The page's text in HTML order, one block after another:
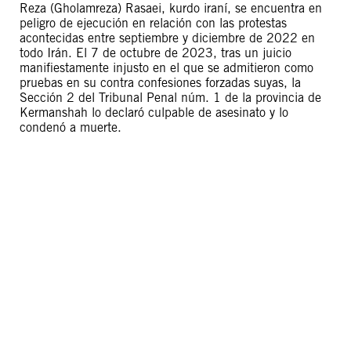
Reza (Gholamreza) Rasaei, kurdo iraní, se encuentra en
peligro de ejecución en relación con las protestas
acontecidas entre septiembre y diciembre de 2022 en
todo Irán. El 7 de octubre de 2023, tras un juicio
manifiestamente injusto en el que se admitieron como
pruebas en su contra confesiones forzadas suyas, la
Sección 2 del Tribunal Penal núm. 1 de la provincia de
Kermanshah lo declaró culpable de asesinato y lo
condenó a muerte.